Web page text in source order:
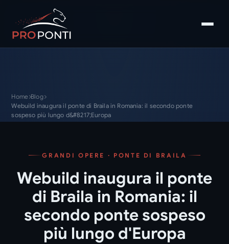
Home Blog
Webuild inaugura il ponte di Braila in Romania: il secondo ponte
sospeso più lungo d&#8217;Europa
GRANDI OPERE · PONTE DI BRAILA
Webuild inaugura il ponte
di Braila in Romania: il
secondo ponte sospeso
più lungo d'Europa